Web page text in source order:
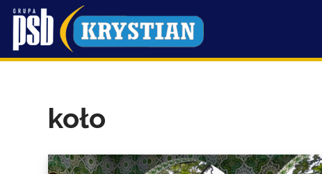
Przejdź
do
koło